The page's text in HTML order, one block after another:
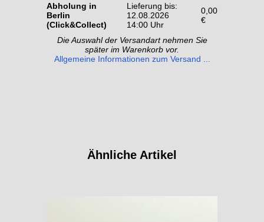
Abholung in
Berlin
(Click&Collect)
Lieferung bis:
12.08.2026
14:00 Uhr
0,00
€
Die Auswahl der Versandart nehmen Sie
später im Warenkorb vor.
Allgemeine Informationen zum Versand ...
Ähnliche Artikel